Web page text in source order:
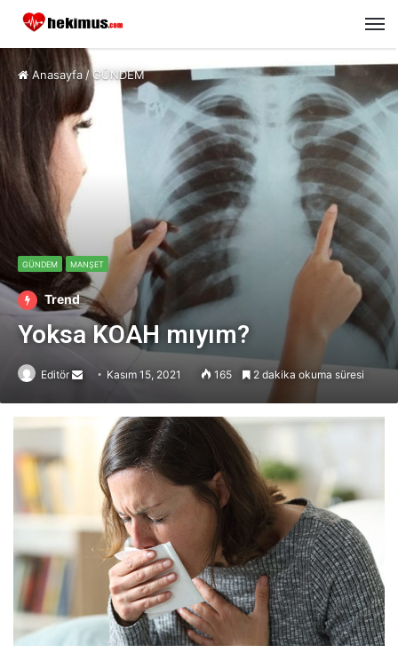
Anasayfa/GÜNDEM
GÜNDEM MANŞET
Trend
Yoksa KOAH mıyım?
Editör
SendKasım 15, 2021 165 2 dakika okuma süresi